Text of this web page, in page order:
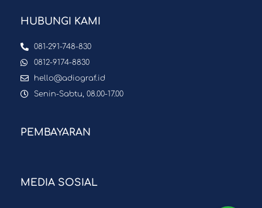
HUBUNGI KAMI
081-291-748-830
0812-9174-8830
hello@adiograf.id
Senin-Sabtu, 08.00-17.00
PEMBAYARAN
MEDIA SOSIAL